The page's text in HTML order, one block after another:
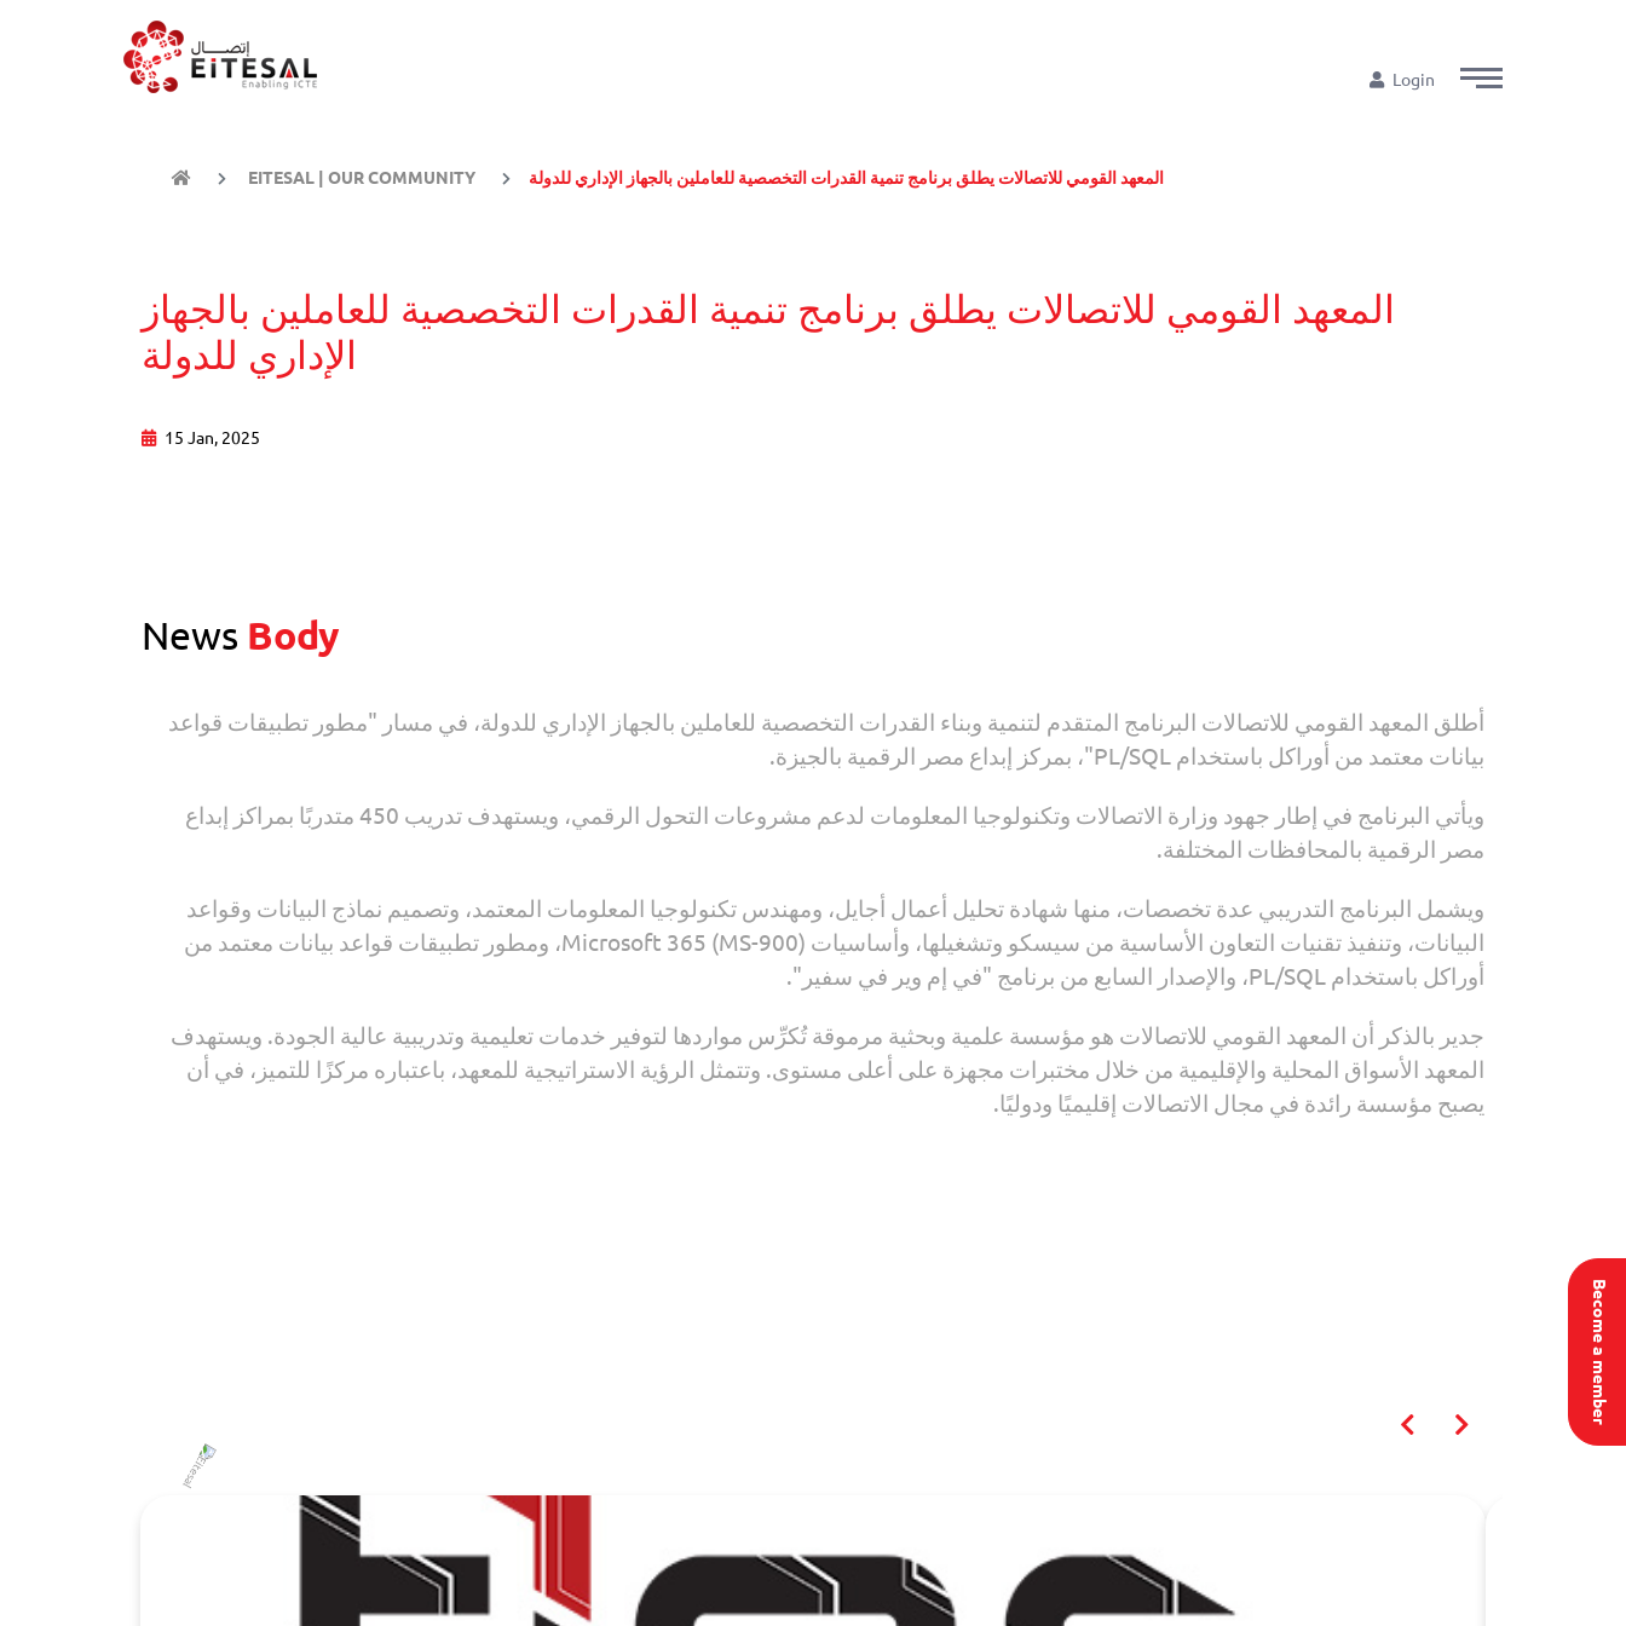
Login
Become a member
EITESAL | OUR COMMUNITY المعهد القومي للاتصالات يطلق برنامج تنمية القدرات التخصصية للعاملين بالجهاز الإداري للدولة
المعهد القومي للاتصالات يطلق برنامج تنمية القدرات التخصصية للعاملين بالجهاز
الإداري للدولة
15 Jan, 2025
News Body
أطلق المعهد القومي للاتصالات البرنامج المتقدم لتنمية وبناء القدرات التخصصية للعاملين بالجهاز الإداري للدولة، في مسار "مطور تطبيقات قواعد
بيانات معتمد من أوراكل باستخدام PL/SQL"، بمركز إبداع مصر الرقمية بالجيزة.
ويأتي البرنامج في إطار جهود وزارة الاتصالات وتكنولوجيا المعلومات لدعم مشروعات التحول الرقمي، ويستهدف تدريب 450 متدربًا بمراكز إبداع
مصر الرقمية بالمحافظات المختلفة.
ويشمل البرنامج التدريبي عدة تخصصات، منها شهادة تحليل أعمال أجايل، ومهندس تكنولوجيا المعلومات المعتمد، وتصميم نماذج البيانات وقواعد
البيانات، وتنفيذ تقنيات التعاون الأساسية من سيسكو وتشغيلها، وأساسيات Microsoft 365 (MS-900)، ومطور تطبيقات قواعد بيانات معتمد من
أوراكل باستخدام PL/SQL، والإصدار السابع من برنامج "في إم وير في سفير".
جدير بالذكر أن المعهد القومي للاتصالات هو مؤسسة علمية وبحثية مرموقة تُكرِّس مواردها لتوفير خدمات تعليمية وتدريبية عالية الجودة. ويستهدف
المعهد الأسواق المحلية والإقليمية من خلال مختبرات مجهزة على أعلى مستوى. وتتمثل الرؤية الاستراتيجية للمعهد، باعتباره مركزًا للتميز، في أن
يصبح مؤسسة رائدة في مجال الاتصالات إقليميًا ودوليًا.